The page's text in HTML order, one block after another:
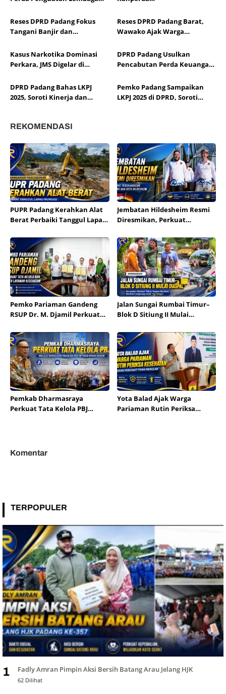
Minangkabau
2025
Reses DPRD Padang Fokus
Tangani Banjir dan
Reses DPRD Padang Barat,
Wawako Ajak Warga
Kasus Narkotika Dominasi
Perkara, JMS Digelar di
DPRD Padang Usulkan
Pencabutan Perda Keuangan
DPRD Padang Bahas LKPJ
2025, Soroti Kinerja dan
Pemko Padang Sampaikan
LKPJ 2025 di DPRD, Soroti
REKOMENDASI
PUPR Padang Kerahkan Alat
Berat Perbaiki Tanggul Lapau
Jembatan Hildesheim Resmi
Diresmikan, Perkuat
Kota Hildesheim
Pemko Pariaman Gandeng
RSUP Dr. M. Djamil Perkuat
Layanan Kesehatan
Jalan Sungai Rumbai Timur–
Blok D Sitiung II Mulai
Tahun Segera Berakhir
Pemkab Dharmasraya
Perkuat Tata Kelola PBJ
Yota Balad Ajak Warga
Pariaman Rutin Periksa
Komentar
TERPOPULER
1 Fadly Amran Pimpin Aksi Bersih Batang Arau Jelang HJK
62 Dilihat